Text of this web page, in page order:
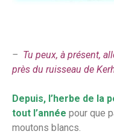
– Tu peux, à présent,
près du ruisseau de
Depuis, l’herbe de la
tout l’année pour que
moutons blancs.